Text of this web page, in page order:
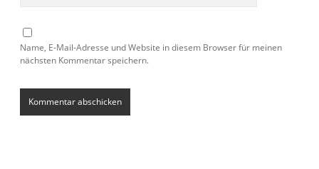
Name, E-Mail-Adresse und Website in diesem Browser für meinen
nächsten Kommentar speichern.